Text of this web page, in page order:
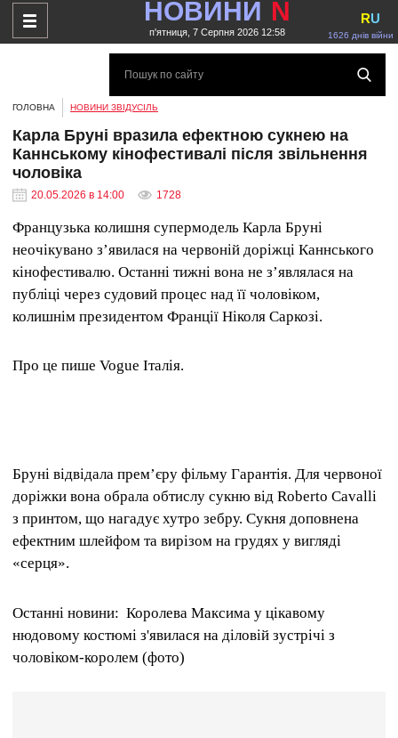
НОВИНИ N
п'ятниця, 7 Серпня 2026 12:58 1626 днів війни
RU
ГОЛОВНА НОВИНИ ЗВІДУСІЛЬ
Карла Бруні вразила ефектною сукнею на
Каннському кінофестивалі після звільнення
чоловіка
20.05.2026 в 14:00 1728
Французька колишня супермодель Карла Бруні
неочікувано зʼявилася на червоній доріжці Каннського
кінофестивалю. Останні тижні вона не зʼявлялася на
публіці через судовий процес над її чоловіком,
колишнім президентом Франції Ніколя Саркозі.
Про це пише Vogue Італія.
Бруні відвідала премʼєру фільму Гарантія. Для червоної
доріжки вона обрала обтислу сукню від Roberto Cavalli
з принтом, що нагадує хутро зебру. Сукня доповнена
ефектним шлейфом та вирізом на грудях у вигляді
«серця».
Останні новини: Королева Максима у цікавому
нюдовому костюмі з'явилася на діловій зустрічі з
чоловіком-королем (фото)